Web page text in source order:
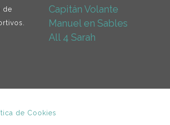
de
Capitán Volante
Manuel en Sables
All 4 Sarah
de Cookies